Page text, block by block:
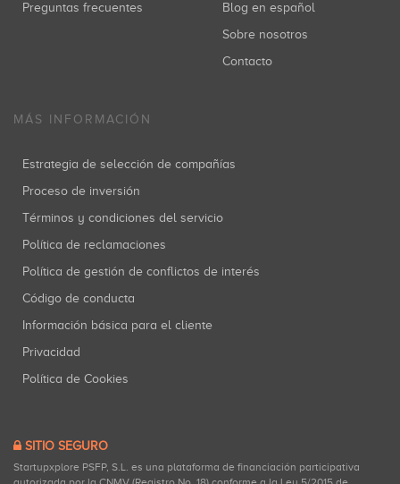
DCN
Realiza Business Angels
Inversiones: 1
Preguntas frecuentes
Blog en español
Sobre nosotros
Contacto
MÁS INFORMACIÓN
Estrategia de selección de compañías
Proceso de inversión
Términos y condiciones del servicio
Política de reclamaciones
Política de gestión de conflictos de interés
Código de conducta
Información básica para el cliente
Privacidad
Política de Cookies
SITIO SEGURO
Startupxplore PSFP, S.L. es una plataforma de financiación participativa